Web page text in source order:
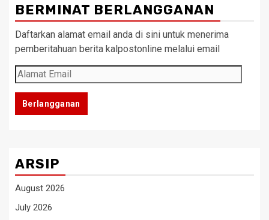
BERMINAT BERLANGGANAN
Daftarkan alamat email anda di sini untuk menerima
pemberitahuan berita kalpostonline melalui email
Alamat
Email
Berlangganan
ARSIP
August 2026
July 2026